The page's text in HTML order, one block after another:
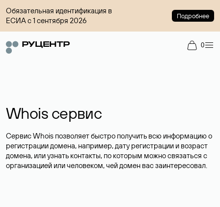
Обязательная идентификация в
ЕСИА с 1 сентября 2026
Подробнее
0
Whois сервис
Сервис Whois позволяет быстро получить всю информацию о
регистрации домена, например, дату регистрации и возраст
домена, или узнать контакты, по которым можно связаться с
организацией или человеком, чей домен вас заинтересовал.